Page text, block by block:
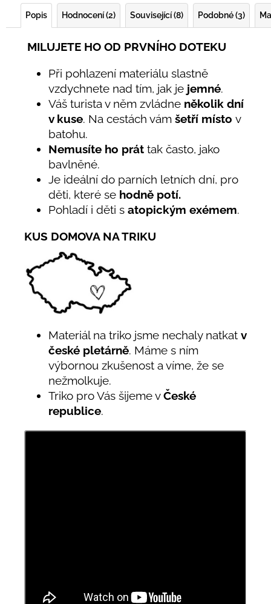
Popis Hodnocení (2) Související (8) Podobné (3)
MILUJETE HO OD PRVNÍHO DOTEKU
Při pohlazení materiálu slastně
vzdychnete nad tím, jak je jemné.
Váš turista v něm zvládne několik dní
v kuse. Na cestách vám šetří místo v
batohu.
Nemusíte ho prát tak často, jako
bavlněné.
Je ideální do parních letních dní, pro
děti, které se hodně potí.
Pohladí i děti s atopickým exémem.
KUS DOMOVA NA TRIKU
Materiál na triko jsme nechaly natkat v
české pletárně. Máme s ním
výbornou zkušenost a víme, že se
nežmolkuje.
Triko pro Vás šijeme vČeské
republice.